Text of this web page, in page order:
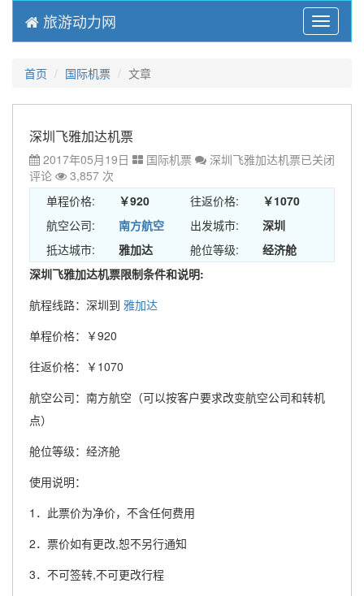
Menu
旅游动力网
首页 国际机票 文章
深圳飞雅加达机票
2017年05月19日 国际机票 深圳飞雅加达机票已关闭
评论
3,857 次
单程价格:
￥920 往返价格:
￥1070
航空公司:
南方航空 出发城市:
深圳
抵达城市:
雅加达 舱位等级:
经济舱
深圳飞雅加达机票限制条件和说明:
航程线路：深圳到 雅加达
单程价格：￥920
往返价格：￥1070
航空公司：南方航空（可以按客户要求改变航空公司和转机
点）
舱位等级：经济舱
使用说明：
1．此票价为净价，不含任何费用
2．票价如有更改,恕不另行通知
3．不可签转,不可更改行程